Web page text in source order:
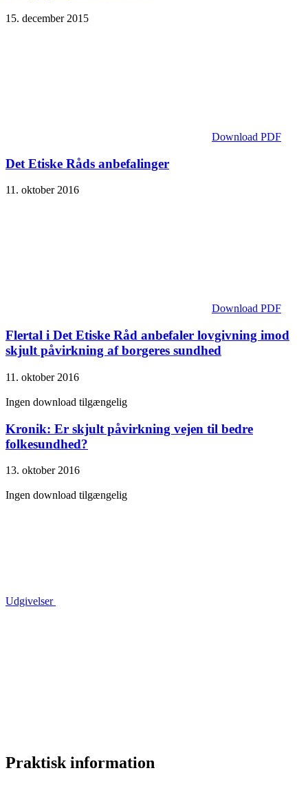
15. december 2015
Download PDF
Det Etiske Råds anbefalinger
11. oktober 2016
Download PDF
Flertal i Det Etiske Råd anbefaler lovgivning imod
skjult påvirkning af borgeres sundhed
11. oktober 2016
Ingen download tilgængelig
Kronik: Er skjult påvirkning vejen til bedre
folkesundhed?
13. oktober 2016
Ingen download tilgængelig
Udgivelser
Praktisk information